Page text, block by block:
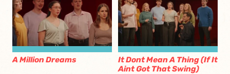
A Million Dreams
It Dont Mean A Thing (If It
Aint Got That Swing)